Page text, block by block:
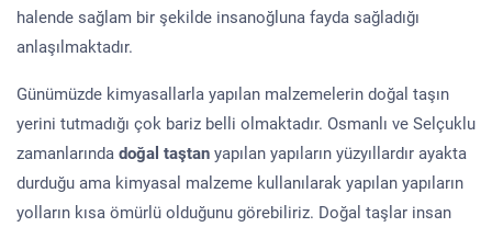
halende sağlam bir şekilde insanoğluna fayda sağladığı
anlaşılmaktadır.
Günümüzde kimyasallarla yapılan malzemelerin doğal taşın
yerini tutmadığı çok bariz belli olmaktadır. Osmanlı ve Selçuklu
zamanlarında doğal taştan yapılan yapıların yüzyıllardır ayakta
durduğu ama kimyasal malzeme kullanılarak yapılan yapıların
yolların kısa ömürlü olduğunu görebiliriz. Doğal taşlar insan